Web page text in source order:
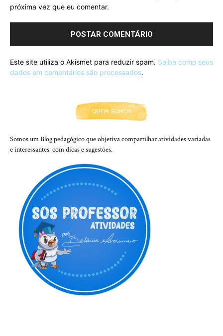
próxima vez que eu comentar.
Este site utiliza o Akismet para reduzir spam. Saiba como seus
dados em comentários são processados.
QUEM SOMOS
Somos um Blog pedagógico que objetiva compartilhar atividades variadas
e interessantes com dicas e sugestões.